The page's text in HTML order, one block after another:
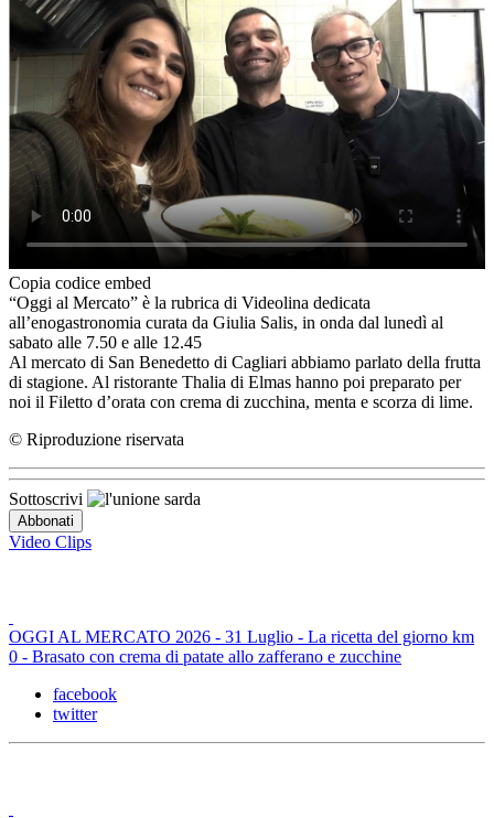
Copia codice embed
“Oggi al Mercato” è la rubrica di Videolina dedicata
all’enogastronomia curata da Giulia Salis, in onda dal lunedì al
sabato alle 7.50 e alle 12.45
Al mercato di San Benedetto di Cagliari abbiamo parlato della frutta
di stagione. Al ristorante Thalia di Elmas hanno poi preparato per
noi il Filetto d’orata con crema di zucchina, menta e scorza di lime.
© Riproduzione riservata
Sottoscrivi
Video Clips
OGGI AL MERCATO 2026 - 31 Luglio - La ricetta del giorno km
0 - Brasato con crema di patate allo zafferano e zucchine
facebook
twitter